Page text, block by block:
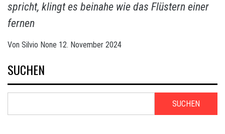
spricht, klingt es beinahe wie das Flüstern einer
fernen
Von Silvio None 12. November 2024
SUCHEN
SUCHEN